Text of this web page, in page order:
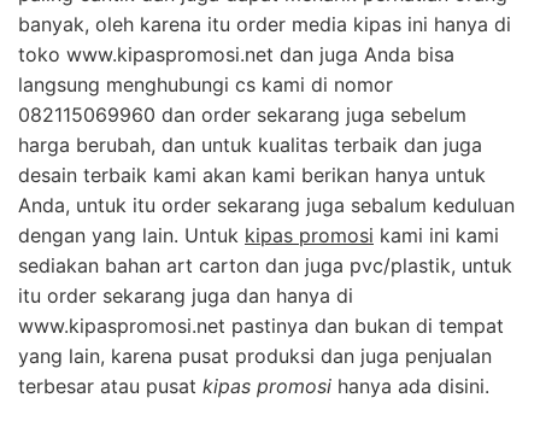
banyak, oleh karena itu order media kipas ini hanya di
toko www.kipaspromosi.net dan juga Anda bisa
langsung menghubungi cs kami di nomor
082115069960 dan order sekarang juga sebelum
harga berubah, dan untuk kualitas terbaik dan juga
desain terbaik kami akan kami berikan hanya untuk
Anda, untuk itu order sekarang juga sebalum keduluan
dengan yang lain. Untuk kipas promosi kami ini kami
sediakan bahan art carton dan juga pvc/plastik, untuk
itu order sekarang juga dan hanya di
www.kipaspromosi.net pastinya dan bukan di tempat
yang lain, karena pusat produksi dan juga penjualan
terbesar atau pusat kipas promosi hanya ada disini.